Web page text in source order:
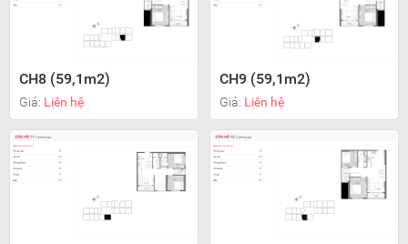
CH8 (59,1m2)
Giá: Liên hệ
CH9 (59,1m2)
Giá: Liên hệ